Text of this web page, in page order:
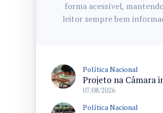
forma acessível,
leitor sempre bem
Política Nacional
07/08/2026
Política Nacional